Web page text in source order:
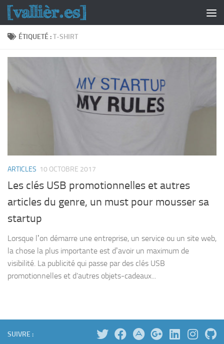
Skip to content
ÉTIQUETÉ :T-SHIRT
ARTICLES 10 OCTOBRE 2017
Les clés USB promotionnelles et autres
articles du genre, un must pour mousser sa
startup
Lorsque lʼon démarre une entreprise, un service ou un site web,
la chose la plus importante est dʼavoir un maximum de
visibilité. La publicité qui passe par des clés USB
promotionnelles et d’autres objets-cadeaux...
SUIVRE :